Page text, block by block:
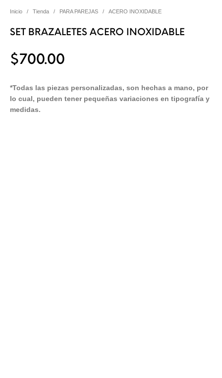
Inicio / Tienda / PARA PAREJAS / ACERO INOXIDABLE
SET BRAZALETES ACERO INOXIDABLE
$700.00
*Todas las piezas personalizadas, son hechas a mano, por
lo cual, pueden tener pequeñas variaciones en tipografía y
medidas.